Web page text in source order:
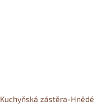
Kuchyňská zástěra-Hnědé